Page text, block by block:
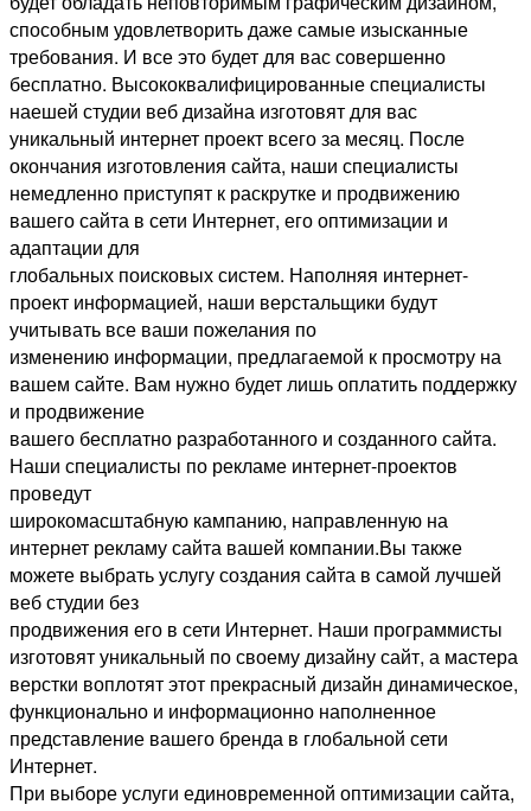
способным удовлетворить даже самые изысканные
требования. И все это будет для вас совершенно
бесплатно. Высококвалифицированные специалисты
наешей студии веб дизайна изготовят для вас
уникальный интернет проект всего за месяц. После
окончания изготовления сайта, наши специалисты
немедленно приступят к раскрутке и продвижению
вашего сайта в сети Интернет, его оптимизации и
адаптации для
глобальных поисковых систем. Наполняя интернет-
проект информацией, наши верстальщики будут
учитывать все ваши пожелания по
изменению информации, предлагаемой к просмотру на
вашем сайте. Вам нужно будет лишь оплатить поддержку
и продвижение
вашего бесплатно разработанного и созданного сайта.
Наши специалисты по рекламе интернет-проектов
проведут
широкомасштабную кампанию, направленную на
интернет рекламу сайта вашей компании.Вы также
можете выбрать услугу создания сайта в самой лучшей
веб студии без
продвижения его в сети Интернет. Наши программисты
изготовят уникальный по своему дизайну сайт, а мастера
верстки воплотят этот прекрасный дизайн динамическое,
функционально и информационно наполненное
представление вашего бренда в глобальной сети
Интернет.
При выборе услуги единовременной оптимизации сайта,